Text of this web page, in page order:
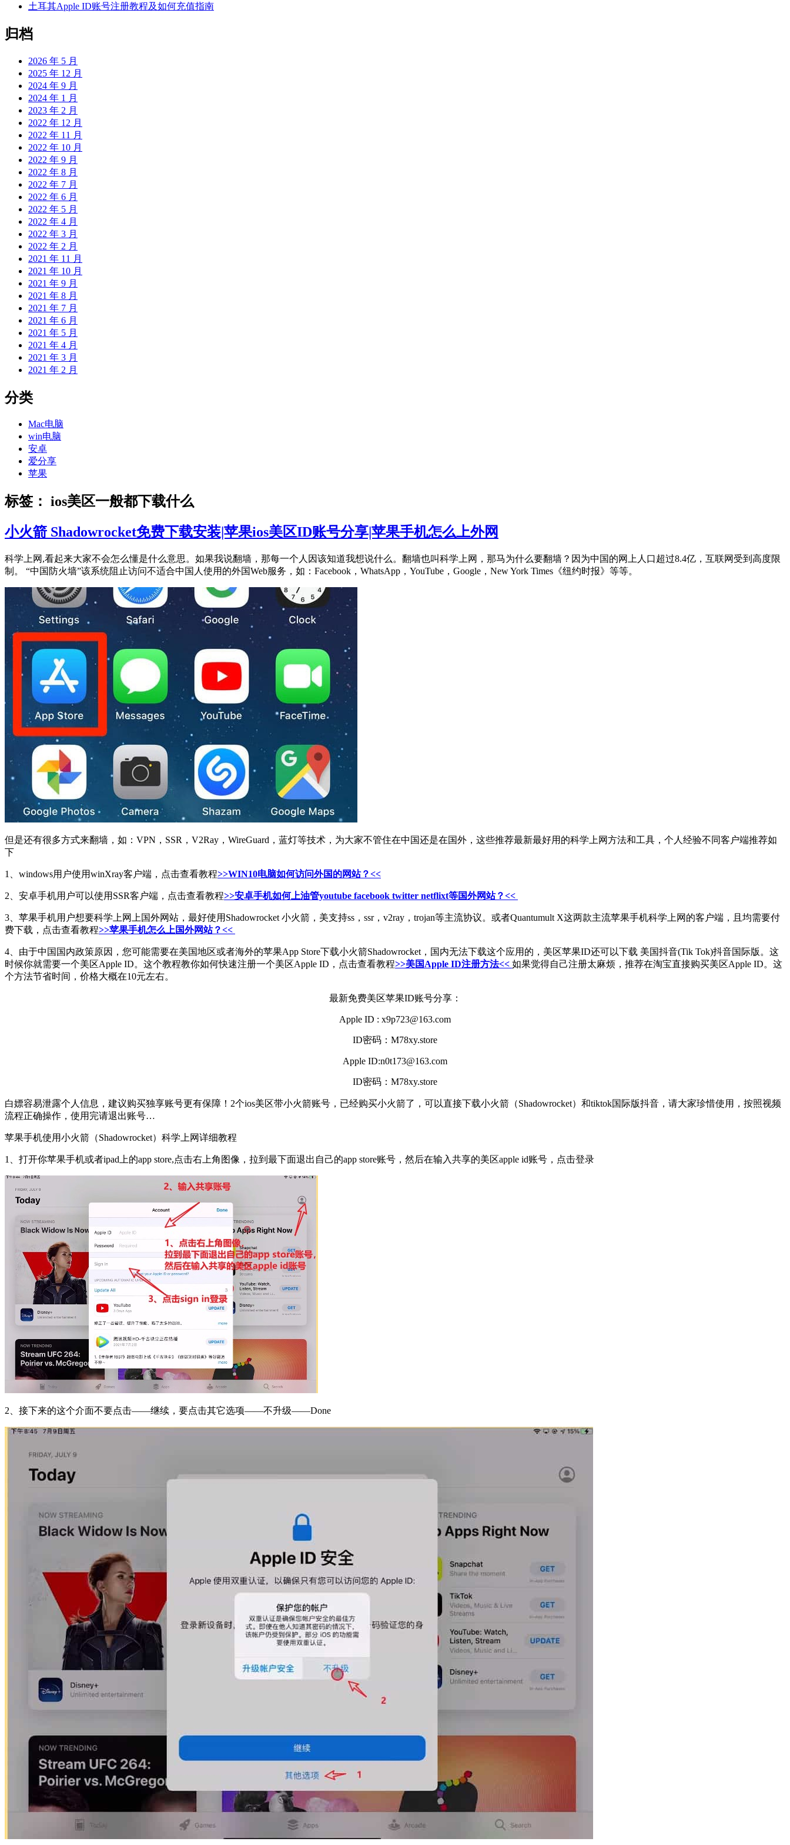
土耳其Apple ID账号注册教程及如何充值指南
归档
2026 年 5 月
2025 年 12 月
2024 年 9 月
2024 年 1 月
2023 年 2 月
2022 年 12 月
2022 年 11 月
2022 年 10 月
2022 年 9 月
2022 年 8 月
2022 年 7 月
2022 年 6 月
2022 年 5 月
2022 年 4 月
2022 年 3 月
2022 年 2 月
2021 年 11 月
2021 年 10 月
2021 年 9 月
2021 年 8 月
2021 年 7 月
2021 年 6 月
2021 年 5 月
2021 年 4 月
2021 年 3 月
2021 年 2 月
分类
Mac电脑
win电脑
安卓
爱分享
苹果
标签： ios美区一般都下载什么
小火箭 Shadowrocket免费下载安装|苹果ios美区ID账号分享|苹果手机怎么上外网
科学上网,看起来大家不会怎么懂是什么意思。如果我说翻墙，那每一个人因该知道我想说什么。翻墙也叫科学上网，那马为什么要翻墙？因为中国的网上人口超过8.4亿，互联网受到高度限
制。 “中国防火墙”该系统阻止访问不适合中国人使用的外国Web服务，如：Facebook，WhatsApp，YouTube，Google，New York Times《纽约时报》等等。
但是还有很多方式来翻墙，如：VPN，SSR，V2Ray，WireGuard，蓝灯等技术，为大家不管住在中国还是在国外，这些推荐最新最好用的科学上网方法和工具，个人经验不同客户端推荐如
下
1、windows用户使用winXray客户端，点击查看教程>>WIN10电脑如何访问外国的网站？<<
2、安卓手机用户可以使用SSR客户端，点击查看教程>>安卓手机如何上油管youtube facebook twitter netflixt等国外网站？<<
3、苹果手机用户想要科学上网上国外网站，最好使用Shadowrocket 小火箭，美支持ss，ssr，v2ray，trojan等主流协议。或者Quantumult X这两款主流苹果手机科学上网的客户端，且均需要付
费下载，点击查看教程>>苹果手机怎么上国外网站？<<
4、由于中国国内政策原因，您可能需要在美国地区或者海外的苹果App Store下载小火箭Shadowrocket，国内无法下载这个应用的，美区苹果ID还可以下载 美国抖音(Tik Tok)抖音国际版。这
时候你就需要一个美区Apple ID。这个教程教你如何快速注册一个美区Apple ID，点击查看教程>>美国Apple ID注册方法<< 如果觉得自己注册太麻烦，推荐在淘宝直接购买美区Apple ID。这
个方法节省时间，价格大概在10元左右。
最新免费美区苹果ID账号分享：
Apple ID : x9p723@163.com
ID密码：M78xy.store
Apple ID:n0t173@163.com
ID密码：M78xy.store
白嫖容易泄露个人信息，建议购买独享账号更有保障！2个ios美区带小火箭账号，已经购买小火箭了，可以直接下载小火箭（Shadowrocket）和tiktok国际版抖音，请大家珍惜使用，按照视频
流程正确操作，使用完请退出账号…
苹果手机使用小火箭（Shadowrocket）科学上网详细教程
1、打开你苹果手机或者ipad上的app store,点击右上角图像，拉到最下面退出自己的app store账号，然后在输入共享的美区apple id账号，点击登录
2、接下来的这个介面不要点击——继续，要点击其它选项——不升级——Done